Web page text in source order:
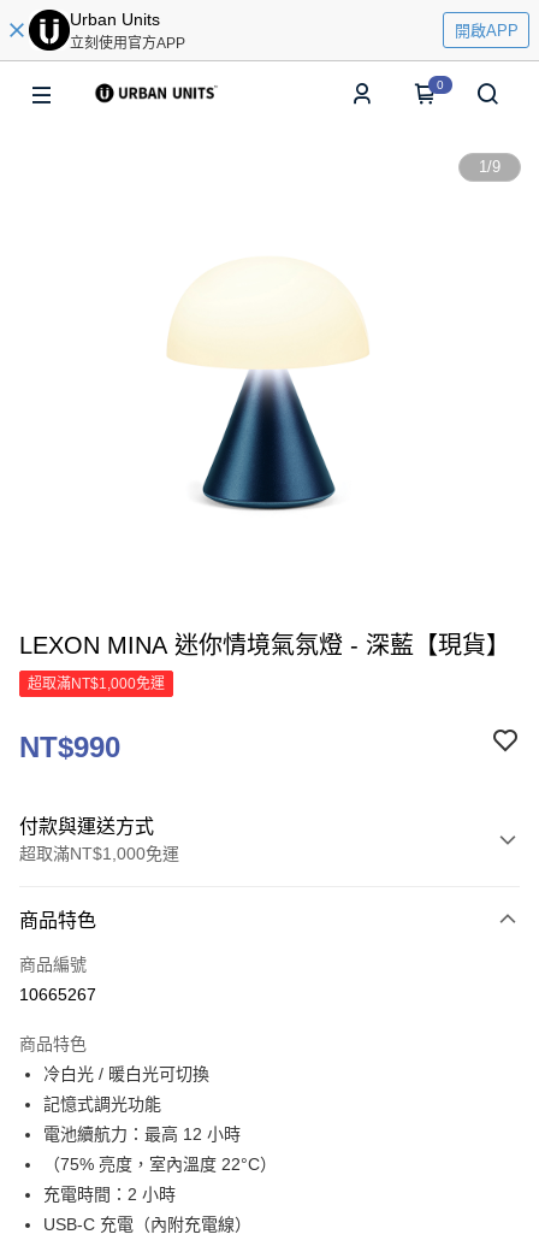
Urban Units
立刻使用官方APP
開啟APP
0
1/9
LEXON MINA 迷你情境氣氛燈 - 深藍【現貨】
超取滿NT$1,000免運
NT$990
付款與運送方式
超取滿NT$1,000免運
信用卡一次付款
信用卡分期付款
合作金庫商業銀行
華南商業銀行
上海商業儲蓄銀行
國泰世華商業銀行
臺灣中小企業銀行
匯豐（台灣）商業銀行
聯邦商業銀行
元大商業銀行
6 期 0 利率 每期
華南商業銀行
上海商業儲蓄銀行
國泰世華商業銀行
臺灣中小企業銀行
匯豐（台灣）商業銀行
LINE Pay
Apple Pay
ATM付款
商品特色
商品編號
10665267
商品特色
冷白光 / 暖白光可切換
記憶式調光功能
電池續航力：最高 12 小時
（75% 亮度，室內溫度 22°C）
充電時間：2 小時
USB-C 充電（內附充電線）